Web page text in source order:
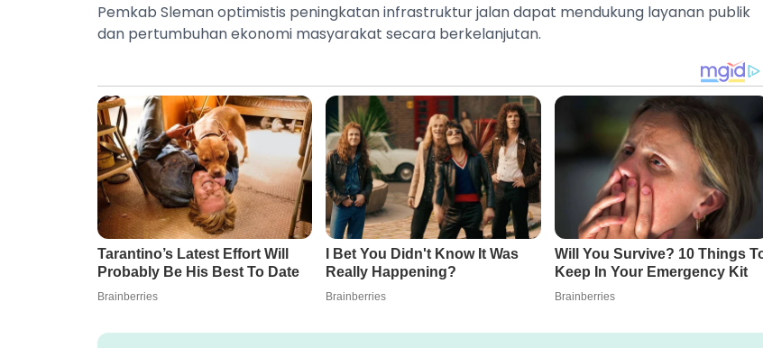
Pemkab Sleman optimistis peningkatan infrastruktur jalan dapat mendukung layanan publik
dan pertumbuhan ekonomi masyarakat secara berkelanjutan.